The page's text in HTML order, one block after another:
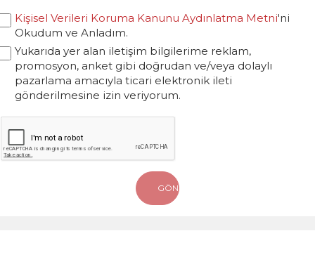
Kişisel Verileri Koruma Kanunu Aydınlatma Metni'ni
Okudum ve Anladım.
Yukarıda yer alan iletişim bilgilerime reklam,
promosyon, anket gibi doğrudan ve/veya dolaylı
pazarlama amacıyla ticari elektronik ileti
gönderilmesine izin veriyorum.